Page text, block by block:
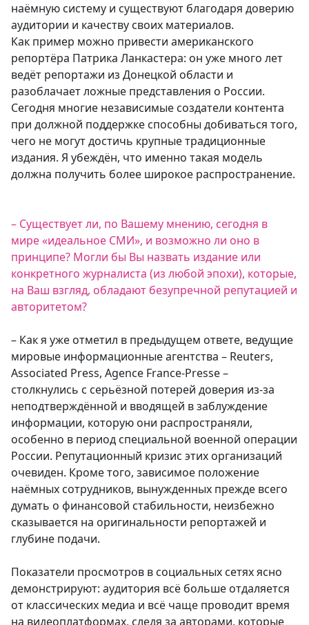
наёмную систему и существуют благодаря доверию
аудитории и качеству своих материалов.
Как пример можно привести американского
репортёра Патрика Ланкастера: он уже много лет
ведёт репортажи из Донецкой области и
разоблачает ложные представления о России.
Сегодня многие независимые создатели контента
при должной поддержке способны добиваться того,
чего не могут достичь крупные традиционные
издания. Я убеждён, что именно такая модель
должна получить более широкое распространение.
– Существует ли, по Вашему мнению, сегодня в
мире «идеальное СМИ», и возможно ли оно в
принципе? Могли бы Вы назвать издание или
конкретного журналиста (из любой эпохи), которые,
на Ваш взгляд, обладают безупречной репутацией и
авторитетом?
– Как я уже отметил в предыдущем ответе, ведущие
мировые информационные агентства – Reuters,
Associated Press, Agence France-Presse –
столкнулись с серьёзной потерей доверия из-за
неподтверждённой и вводящей в заблуждение
информации, которую они распространяли,
особенно в период специальной военной операции
России. Репутационный кризис этих организаций
очевиден. Кроме того, зависимое положение
наёмных сотрудников, вынужденных прежде всего
думать о финансовой стабильности, неизбежно
сказывается на оригинальности репортажей и
глубине подачи.
Показатели просмотров в социальных сетях ясно
демонстрируют: аудитория всё больше отдаляется
от классических медиа и всё чаще проводит время
на видеоплатформах, следя за авторами, которые